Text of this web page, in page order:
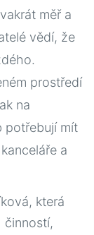
měř a
vědí, že
prostředí
na
potřebují mít
a
která
činností,